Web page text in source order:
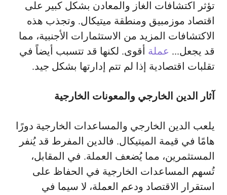
تؤثر اكتشافات الغاز والمعادن بشكل كبير على
اقتصاد موزمبيق ومنطقة ميتيكال. وتجذب هذه
الاكتشافات المزيد من الاستثمارات الأجنبية، مما
قد يجعل... عملة أقوى. لكنها قد تتسبب أيضاً في
تقلبات اقتصادية إذا لم تتم إدارتها بشكل جيد.
آثار الدين الخارجي والمعونات الخارجية
يلعب الدين الخارجي والمساعدات الخارجية دورًا
هامًا في قيمة الميتيكال. فالدين المفرط قد يُنفر
المستثمرين، مما يُضعف العملة. في المقابل،
تُسهم المساعدات الخارجية في الحفاظ على
استقرار الاقتصاد ودعم العملة، لا سيما في